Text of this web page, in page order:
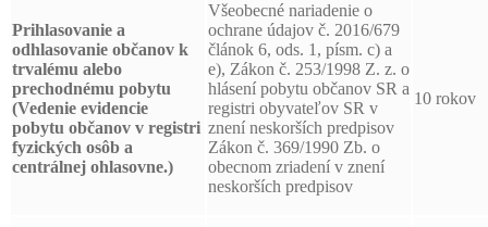
Prihlasovanie a
odhlasovanie občanov k
trvalému alebo
prechodnému pobytu
(Vedenie evidencie
pobytu občanov v registri
fyzických osôb a
centrálnej ohlasovne.)
Všeobecné nariadenie o
ochrane údajov č. 2016/679
článok 6, ods. 1, písm. c) a
e), Zákon č. 253/1998 Z. z. o
hlásení pobytu občanov SR a
registri obyvateľov SR v
znení neskorších predpisov
Zákon č. 369/1990 Zb. o
obecnom zriadení v znení
neskorších predpisov
10 rokov